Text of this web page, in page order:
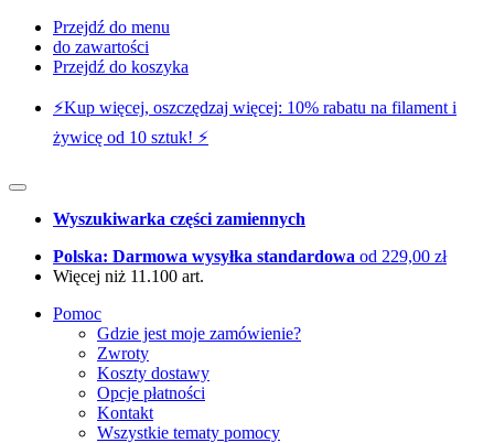
Przejdź do menu
do zawartości
Przejdź do koszyka
⚡️Kup więcej, oszczędzaj więcej: 10% rabatu na filament i
żywicę od 10 sztuk! ⚡️
Wyszukiwarka części zamiennych
Polska: Darmowa wysyłka standardowa od 229,00 zł
Więcej niż 11.100 art.
Pomoc
Gdzie jest moje zamówienie?
Zwroty
Koszty dostawy
Opcje płatności
Kontakt
Wszystkie tematy pomocy